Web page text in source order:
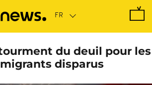
du deuil pour les
disparus